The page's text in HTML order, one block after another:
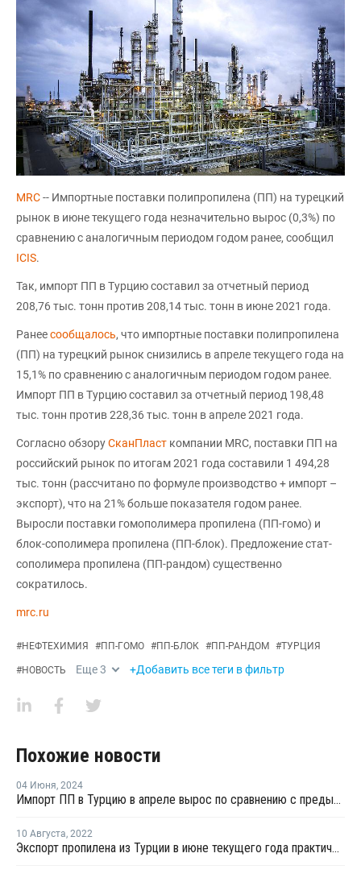
MRC-- Импортные поставки полипропилена (ПП) на турецкий
рынок в июне текущего года незначительно вырос (0,3%) по
сравнению с аналогичным периодом годом ранее, сообщил
ICIS.
Так, импорт ПП в Турцию составил за отчетный период
208,76 тыс. тонн против 208,14 тыс. тонн в июне 2021 года.
Ранеесообщалось, что импортные поставки полипропилена
(ПП) на турецкий рынок снизились в апреле текущего года на
15,1% по сравнению с аналогичным периодом годом ранее.
Импорт ПП в Турцию составил за отчетный период 198,48
тыс. тонн против 228,36 тыс. тонн в апреле 2021 года.
Согласно обзоруСканПласт компании MRC, поставки ПП на
российский рынок по итогам 2021 года составили 1 494,28
тыс. тонн (рассчитано по формуле производство + импорт –
экспорт), что на 21% больше показателя годом ранее.
Выросли поставки гомополимера пропилена (ПП-гомо) и
блок-сополимера пропилена (ПП-блок). Предложение стат-
сополимера пропилена (ПП-рандом) существенно
сократилось.
mrc.ru
#НЕФТЕХИМИЯ #ПП-ГОМО #ПП-БЛОК #ПП-РАНДОМ #ТУРЦИЯ
#НОВОСТЬ Еще3 +Добавить все теги в фильтр
Похожие новости
04 Июня, 2024
Импорт ПП в Турцию в апреле вырос по сравнению с предыдущим месяцем
10 Августа, 2022
Экспорт пропилена из Турции в июне текущего года практически не осуществлялся